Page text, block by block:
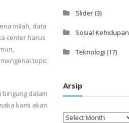
inilah, data
center harus
topic
dalam
kami akan
Slider(3)
Sosial Kehidupan
Teknologi (17)
Arsip
Arsip